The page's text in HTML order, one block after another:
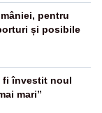
pentru
și posibile
fi învestit noul
mari”